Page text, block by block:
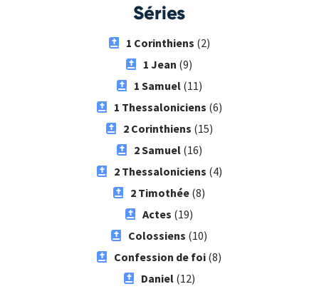
Séries
1 Corinthiens (2)
1 Jean (9)
1 Samuel(11)
1 Thessaloniciens (6)
2 Corinthiens (15)
2 Samuel(16)
2 Thessaloniciens (4)
2 Timothée (8)
Actes (19)
Colossiens (10)
Confession de foi (8)
Daniel(12)